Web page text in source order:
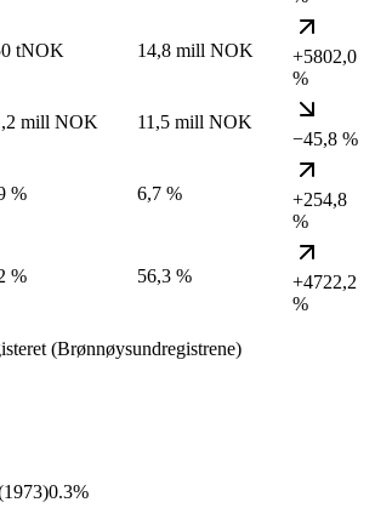
tNOK 14,8 mill NOK
+5802,0
%
mill NOK
11,5 mill NOK
−45,8 %
% 6,7 %
+254,8
%
%
56,3 %
+4722,2
%
(Brønnøysundregistrene)
1973)0.3%